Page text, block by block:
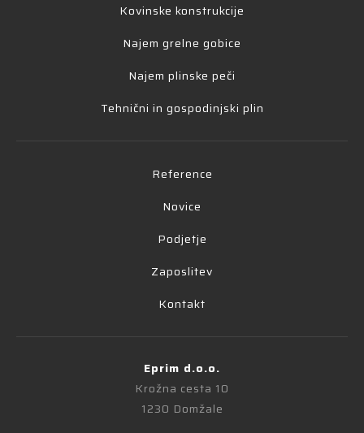
Kovinske konstrukcije
Najem grelne gobice
Najem plinske peči
Tehnični in gospodinjski plin
Reference
Novice
Podjetje
Zaposlitev
Kontakt
Eprim d.o.o.
Krožna cesta 10
1230 Domžale